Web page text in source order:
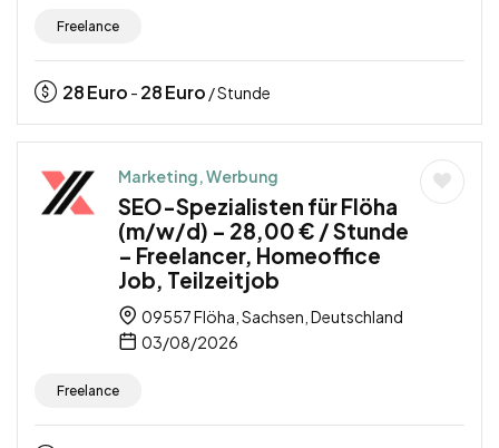
Freelance
28Euro - 28Euro / Stunde
Marketing, Werbung
SEO-Spezialisten für Flöha
(m/w/d) – 28,00 € / Stunde
– Freelancer, Homeoffice
Job, Teilzeitjob
09557 Flöha, Sachsen, Deutschland
03/08/2026
Freelance